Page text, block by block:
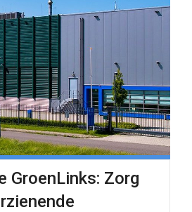
GroenLinks: Zorg